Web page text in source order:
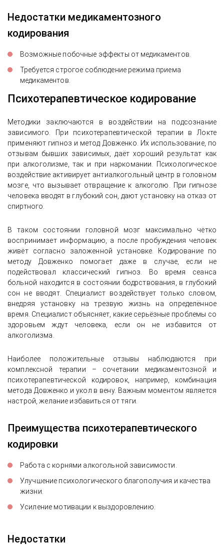
Недостатки медикаментозного
кодирования
Возможные побочные эффекты от медикаментов.
Требуется строгое соблюдение режима приема
медикаментов.
Психотерапевтическое кодирование
Методики заключаются в воздействии на подсознание
зависимого. При психотерапевтической терапии в Локте
применяют гипноз и метод Довженко. Их использование, по
отзывам бывших зависимых, даёт хороший результат как
при алкоголизме, так и при наркомании. Психологическое
воздействие активирует антиалкогольный центр в головном
мозге, что вызывает отвращение к алкоголю. При гипнозе
человека вводят в глубокий сон, дают установку на отказ от
спиртного.
В таком состоянии головной мозг максимально чётко
воспринимает информацию, а после пробуждения человек
живёт согласно заложенной установке. Кодирование по
методу Довженко помогает даже в случае, если не
подействовал классический гипноз. Во время сеанса
больной находится в состоянии бодрствования, в глубокий
сон не вводят. Специалист воздействует только словом,
внедряя установку на трезвую жизнь на определённое
время. Специалист объясняет, какие серьёзные проблемы со
здоровьем ждут человека, если он не избавится от
алкоголизма.
Наиболее положительные отзывы наблюдаются при
комплексной терапии – сочетании медикаментозной и
психотерапевтической кодировок, например, комбинация
метода Довженко и укол в вену. Важным моментом является
настрой, желание избавиться от тяги.
Преимущества психотерапевтического
кодировки
Работа с корнями алкогольной зависимости.
Улучшение психологического благополучия и качества
жизни.
Усиление мотивации к выздоровлению.
Недостатки